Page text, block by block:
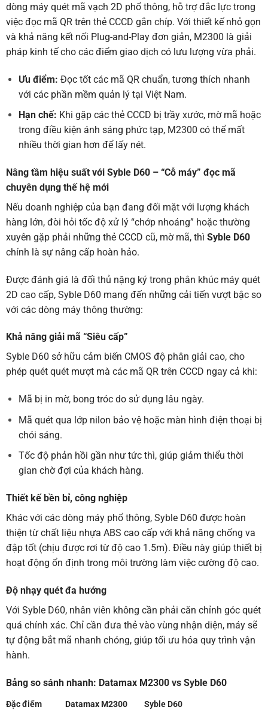
dòng máy quét mã vạch 2D phổ thông, hỗ trợ đắc lực trong
việc đọc mã QR trên thẻ CCCD gắn chíp. Với thiết kế nhỏ gọn
và khả năng kết nối Plug-and-Play đơn giản, M2300 là giải
pháp kinh tế cho các điểm giao dịch có lưu lượng vừa phải.
Ưu điểm: Đọc tốt các mã QR chuẩn, tương thích nhanh
với các phần mềm quản lý tại Việt Nam.
Hạn chế: Khi gặp các thẻ CCCD bị trầy xước, mờ mã hoặc
trong điều kiện ánh sáng phức tạp, M2300 có thể mất
nhiều thời gian hơn để lấy nét.
Nâng tầm hiệu suất với Syble D60– “Cỗ máy” đọc mã
chuyên dụng thế hệ mới
Nếu doanh nghiệp của bạn đang đối mặt với lượng khách
hàng lớn, đòi hỏi tốc độ xử lý “chớp nhoáng” hoặc thường
xuyên gặp phải những thẻ CCCD cũ, mờ mã, thì Syble D60
chính là sự nâng cấp hoàn hảo.
Được đánh giá là đối thủ nặng ký trong phân khúc máy quét
2D cao cấp, Syble D60 mang đến những cải tiến vượt bậc so
với các dòng máy thông thường:
Khả năng giải mã “Siêu cấp”
Syble D60 sở hữu cảm biến CMOS độ phân giải cao, cho
phép quét quét mượt mà các mã QR trên CCCD ngay cả khi:
Mã bị in mờ, bong tróc do sử dụng lâu ngày.
Mã quét qua lớp nilon bảo vệ hoặc màn hình điện thoại bị
chói sáng.
Tốc độ phản hồi gần như tức thì, giúp giảm thiểu thời
gian chờ đợi của khách hàng.
Thiết kế bền bỉ, công nghiệp
Khác với các dòng máy phổ thông, Syble D60 được hoàn
thiện từ chất liệu nhựa ABS cao cấp với khả năng chống va
đập tốt (chịu được rơi từ độ cao 1.5m). Điều này giúp thiết bị
hoạt động ổn định trong môi trường làm việc cường độ cao.
Độ nhạy quét đa hướng
Với Syble D60, nhân viên không cần phải căn chỉnh góc quét
quá chính xác. Chỉ cần đưa thẻ vào vùng nhận diện, máy sẽ
tự động bắt mã nhanh chóng, giúp tối ưu hóa quy trình vận
hành.
Bảng so sánh nhanh: Datamax M2300 vs Syble D60
Đặc điểm Datamax M2300 Syble D60